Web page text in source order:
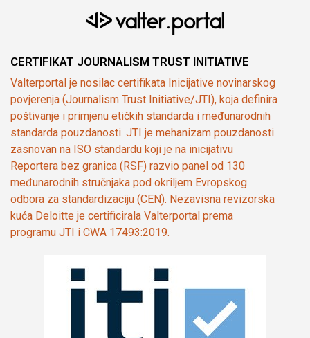
CERTIFIKAT JOURNALISM TRUST INITIATIVE
Valterportal je nosilac certifikata Inicijative novinarskog
povjerenja (Journalism Trust Initiative/JTI), koja definira
poštivanje i primjenu etičkih standarda i međunarodnih
standarda pouzdanosti. JTI je mehanizam pouzdanosti
zasnovan na ISO standardu koji je na inicijativu
Reportera bez granica (RSF) razvio panel od 130
međunarodnih stručnjaka pod okriljem Evropskog
odbora za standardizaciju (CEN). Nezavisna revizorska
kuća Deloitte je certificirala Valterportal prema
programu JTI i CWA 17493:2019.